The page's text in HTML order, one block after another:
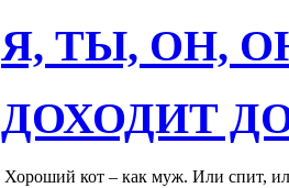
Я, ТЫ, ОН,
ДОХОДИТ
Хороший кот – как муж. Или спит,